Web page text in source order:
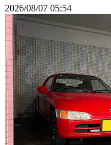
2026/08/07 05:54